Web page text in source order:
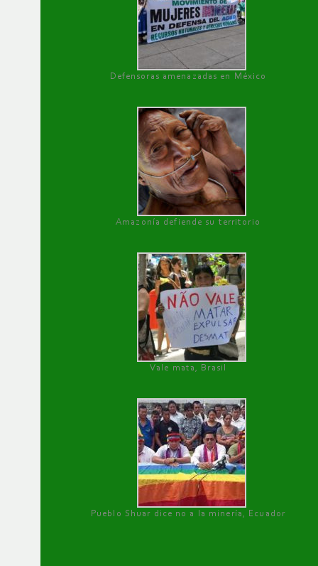
Defensoras amenazadas en México
Amazonía defiende su territorio
Vale mata, Brasil
Pueblo Shuar dice no a la minería, Ecuador